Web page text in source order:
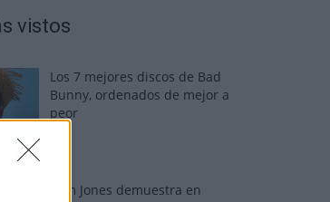
vistos
Los 7 mejores discos de Bad
Bunny, ordenados de mejor a
peor
Tom Jones demuestra en